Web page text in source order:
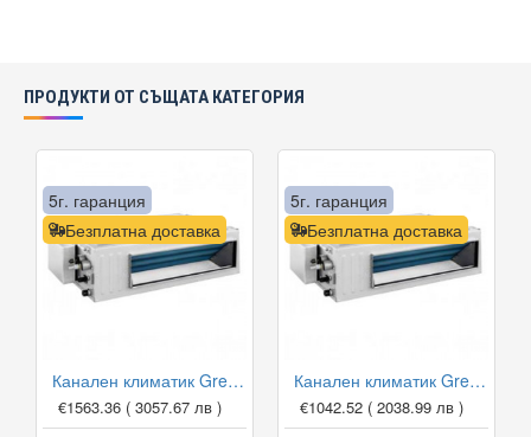
ПРОДУКТИ ОТ СЪЩАТА КАТЕГОРИЯ
Безплатна доставка
5г. гаранция
Канален климатик Gree GUD71PH1-A/GUD71W1-NhA-S, 24 000 BTU, Клас A++
€1563.36 ( 3057.67 лв )
Безплатна доставка
5г. гаранция
Канален климатик Gree GUD35P1/GUD35W1-NhA-S, 12 000 BTU, Клас A++
€1042.52 ( 2038.99 лв )